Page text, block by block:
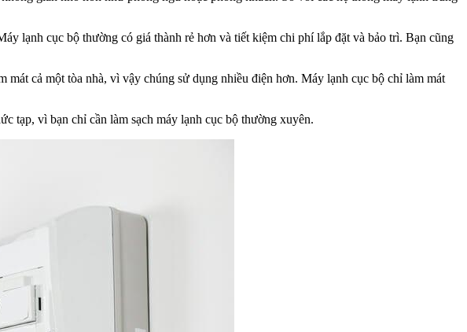
lạnh cục bộ thường có giá thành rẻ hơn và tiết kiệm chi phí lắp đặt và bảo trì. Bạn cũng
cả một tòa nhà, vì vậy chúng sử dụng nhiều điện hơn. Máy lạnh cục bộ chỉ làm mát
tạp, vì bạn chỉ cần làm sạch máy lạnh cục bộ thường xuyên.